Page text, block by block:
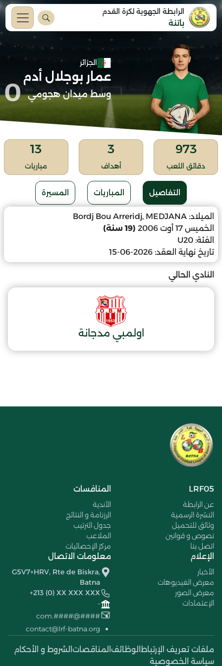
الرابطة الجهوية لكرة القدم
باتنة
الجزائر
عمار بوجلال أدم
وسط ميدان هجومي 0
973
دقائق اللعب
3
أهداف
13
مباريات
التفاصيل المباريات المسيرة
الميلاد: Bordj Bou Arreridj, MEDJANA
الخميس 17 أوت 2006
(19 سنة)
الفئة: U20
تاريخ نهاية العقد: 2026-06-15
النادي الحالي
اولمبي مدجانة
LRF05
عن الرابطة
النشرة الرسمية
وثائق للتحميل
نصوص و قوانين
اتصل بنا
المنافسات
الأندية
الرزنامة و النتائج
جدول الترتيب
الملاعب
مركز الإحصائيات
الإعلام
الأخبار
معرض الفيديوهات
معرض الصور
الإعتمادات
معلومات الاتصال
G5V7+HRV, Rte de Biskra,
Batna
+213 (0) XX XXX XXX
-
####@####.com
contact@lrf-batna.org
ملفات تعريف الإرتباط الوظائف المناقصات الشروط و الأحكام
سياسة الخصوصية